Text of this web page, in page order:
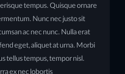
tempus. Quisque ornare
Nunc nec justo sit
ac nec nunc. Nulla erat
eget, aliquet at urna. Morbi
tellus tempus, tempor nisl.